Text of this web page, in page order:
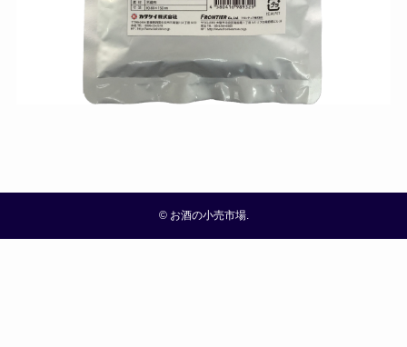
©お酒の小売市場.